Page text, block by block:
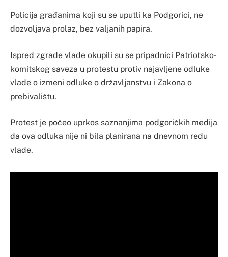
Policija građanima koji su se uputli ka Podgorici, ne
dozvoljava prolaz, bez valjanih papira.
Ispred zgrade vlade okupili su se pripadnici Patriotsko-
komitskog saveza u protestu protiv najavljene odluke
vlade o izmeni odluke o državljanstvu i Zakona o
prebivalištu.
Protest je počeo uprkos saznanjima podgoričkih medija
da ova odluka nije ni bila planirana na dnevnom redu
vlade.